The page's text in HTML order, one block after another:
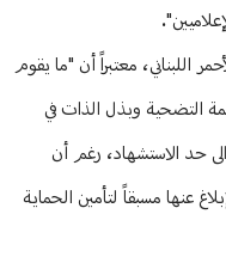
اللبناني، معتبراً أن "ما يقوم
التضحية وبذل الذات في
الى حد الاستشهاد، رغم أن
عنها مسبقاً لتأمين الحماية